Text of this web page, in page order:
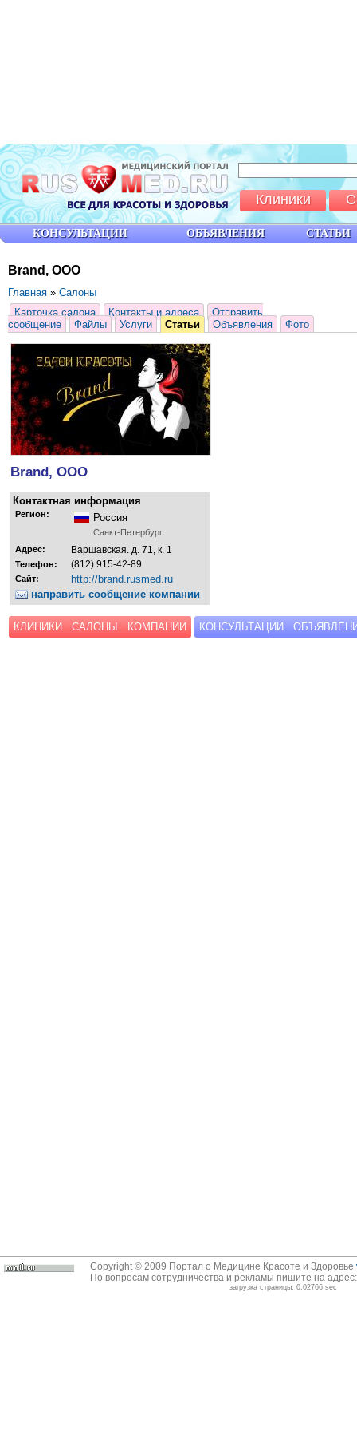
Brand, ООО
Главная » Салоны
Карточка салона
Контакты и адреса
Отправить
сообщение
Файлы Услуги Статьи Объявления Фото
Brand, ООО
Контактная информация
Регион: Россия
Санкт-Петербург
Адрес:
Варшавская. д. 71, к. 1
Телефон: (812) 915-42-89
Сайт:
http://brand.rusmed.ru
направить сообщение компании
КЛИНИКИ САЛОНЫ КОМПАНИИ КОНСУЛЬТАЦИИ
КОНСУЛЬТАЦИИ ОБЪЯВЛЕНИЯ СТАТЬИ
Клиники
Copyright © 2009 Портал о Медицине Красоте и Здоровье
По вопросам сотрудничества и рекламы пишите на
загрузка страницы: 0.02766 sec